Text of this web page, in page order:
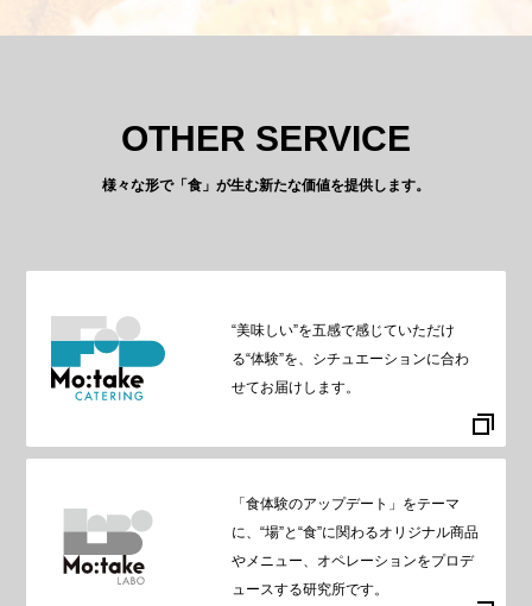
OTHER SERVICE
様々な形で「食」が生む新たな価値を提供します。
“美味しい”を五感で感じていただけ
る“体験”を、シチュエーションに合わ
せてお届けします。
「食体験のアップデート」をテーマ
に、“場”と“食”に関わるオリジナル商品
やメニュー、オペレーションをプロデ
ュースする研究所です。